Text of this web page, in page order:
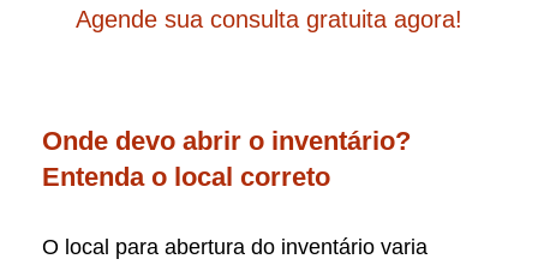
Agende sua consulta gratuita agora!
Onde devo abrir o inventário?
Entenda o local correto
O local para abertura do inventário varia